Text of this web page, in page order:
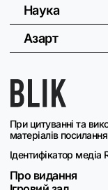
При цитуванні та
матеріалів
Ідентифікатор медіа
Про видання
Наука
Азарт